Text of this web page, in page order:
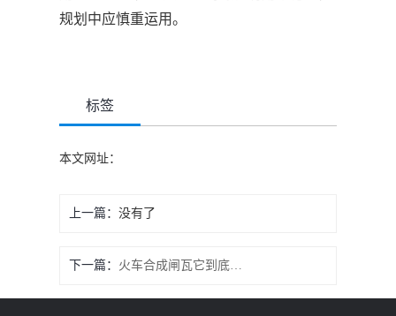
规划中应慎重运用。
标签
本文网址：
上一篇：没有了
下一篇： 火车合成闸瓦它到底是如何工作的？